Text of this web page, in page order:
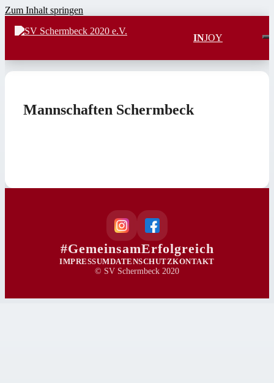
Zum Inhalt springen
INJOY
Mannschaften Schermbeck
#GemeinsamErfolgreich
IMPRESSUMDATENSCHUTZKONTAKT
© SV Schermbeck 2020